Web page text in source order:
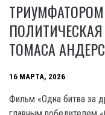
ТРИУМФАТОРОМ
ТОМАСА
16 МАРТА, 2026
Фильм «Одна битва за